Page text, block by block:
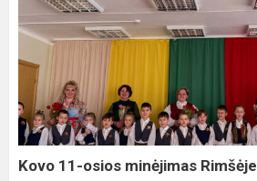
Kovo
11-
osios
minėjimas
Rimšėje
Kovo 11-osios minėjimas Rimšėje